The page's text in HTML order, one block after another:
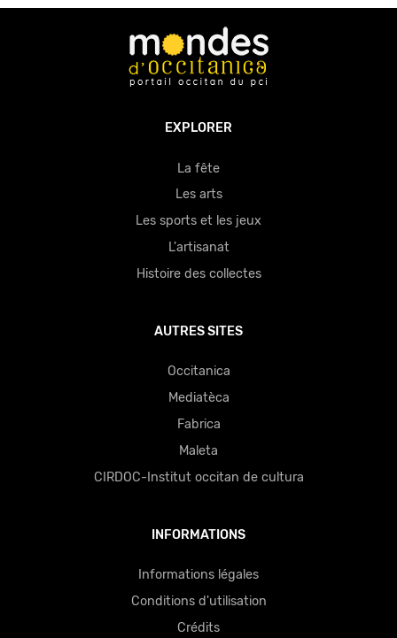
EXPLORER
La fête
Les arts
Les sports et les jeux
L'artisanat
Histoire des collectes
AUTRES SITES
Occitanica
Mediatèca
Fabrica
Maleta
CIRDOC-Institut occitan de cultura
INFORMATIONS
Informations légales
Conditions d'utilisation
Crédits